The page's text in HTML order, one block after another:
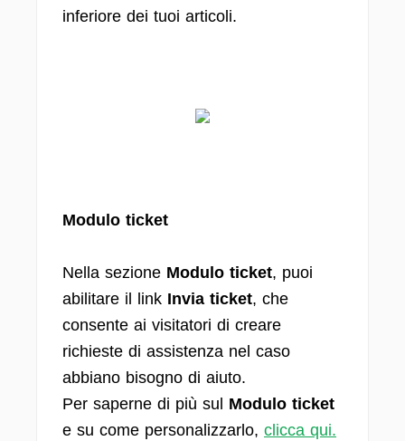
inferiore dei tuoi articoli.
Modulo ticket
Nella sezione Modulo ticket, puoi
abilitare il link Invia ticket, che
consente ai visitatori di creare
richieste di assistenza nel caso
abbiano bisogno di aiuto.
Per saperne di più sul Modulo ticket
e su come personalizzarlo, clicca qui.